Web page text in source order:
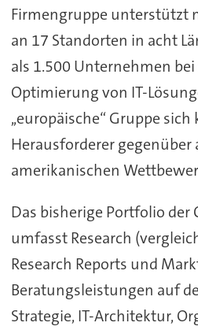
Firmengruppe unterstützt
an 17 Standorten in acht
als 1.500 Unternehmen
Optimierung von IT-
,,europäische“ Gruppe
Herausforderer gegenüber
amerikanischen
Das bisherige Portfolio der
umfasst Research
Research Reports und
Beratungsleistungen auf
Strategie, IT-Architektur,